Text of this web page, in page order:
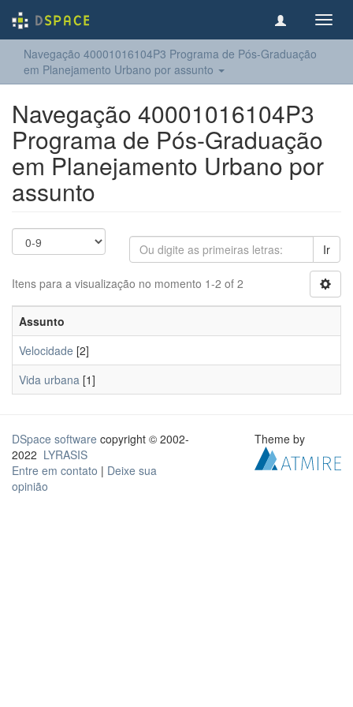
Navegação 40001016104P3 Programa de Pós-Graduação
em Planejamento Urbano por assunto
Navegação 40001016104P3
Programa de Pós-Graduação
em Planejamento Urbano por
assunto
Ir
Itens para a visualização no momento 1-2 of 2
Assunto
Velocidade [2]
Vida urbana [1]
DSpace software copyright © 2002-
2022 LYRASIS
Entre em contato | Deixe sua
opinião
Theme by